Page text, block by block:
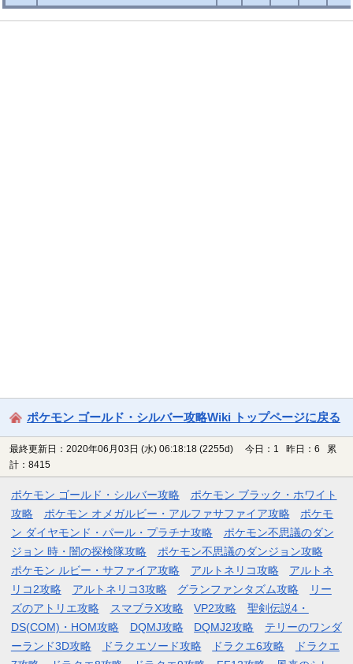
ポケモン ゴールド・シルバー攻略Wiki トップページに戻る
最終更新日：2020年06月03日 (水) 06:18:18 (2255d)
今日：1 昨日：6 累
計：8415
ポケモン ゴールド・シルバー攻略
ポケモン ブラック・ホワイト
攻略
ポケモン オメガルビー・アルファサファイア攻略
ポケモ
ン ダイヤモンド・パール・プラチナ攻略
ポケモン不思議のダン
ジョン 時・闇の探検隊攻略
ポケモン不思議のダンジョン攻略
ポケモン ルビー・サファイア攻略
アルトネリコ攻略
アルトネ
リコ2攻略
アルトネリコ3攻略 グランファンタズム攻略
リー
ズのアトリエ攻略
スマブラX攻略 VP2攻略
聖剣伝説4・
DS(COM)・HOM攻略
DQMJ攻略 DQMJ2攻略
テリーのワンダ
ーランド3D攻略
ドラクエソード攻略 ドラクエ6攻略
ドラクエ